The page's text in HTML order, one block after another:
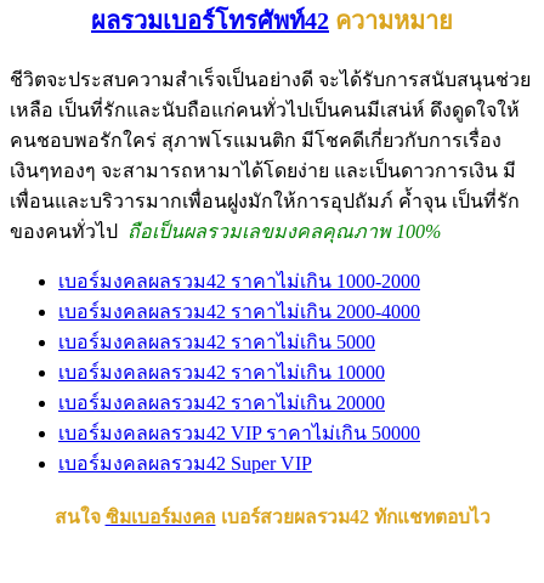
ผลรวมเบอร์โทรศัพท์42 ความหมาย
ชีวิตจะประสบความสำเร็จเป็นอย่างดี จะได้รับการสนับสนุนช่วย
เหลือ เป็นที่รักและนับถือแก่คนทั่วไปเป็นคนมีเสน่ห์ ดึงดูดใจให้
คนชอบพอรักใคร่ สุภาพโรแมนติก มีโชคดีเกี่ยวกับการเรื่อง
เงินๆทองๆ จะสามารถหามาได้โดยง่าย และเป็นดาวการเงิน มี
เพื่อนและบริวารมากเพื่อนฝูงมักให้การอุปถัมภ์ ค้ำจุน เป็นที่รัก
ของคนทั่วไป
ถือเป็นผลรวมเลขมงคลคุณภาพ 100%
เบอร์มงคลผลรวม42 ราคาไม่เกิน 1000-2000
เบอร์มงคลผลรวม42 ราคาไม่เกิน 2000-4000
เบอร์มงคลผลรวม42 ราคาไม่เกิน 5000
เบอร์มงคลผลรวม42 ราคาไม่เกิน 10000
เบอร์มงคลผลรวม42 ราคาไม่เกิน 20000
เบอร์มงคลผลรวม42 VIP ราคาไม่เกิน 50000
เบอร์มงคลผลรวม42 Super VIP
สนใจ ซิมเบอร์มงคล เบอร์สวยผลรวม42 ทักแชทตอบไว